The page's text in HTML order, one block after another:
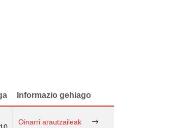
Informazio gehiago
Oinarri arautzaileak